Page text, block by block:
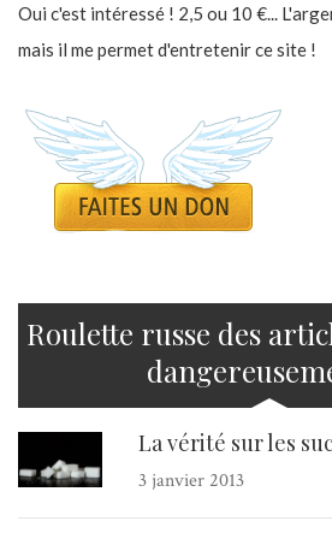
Oui c'est intéressé ! 2,5 ou 10 €...
mais il me permet d'entretenir ce site !
Roulette russe des
La vérité sur les
3 janvier 2013